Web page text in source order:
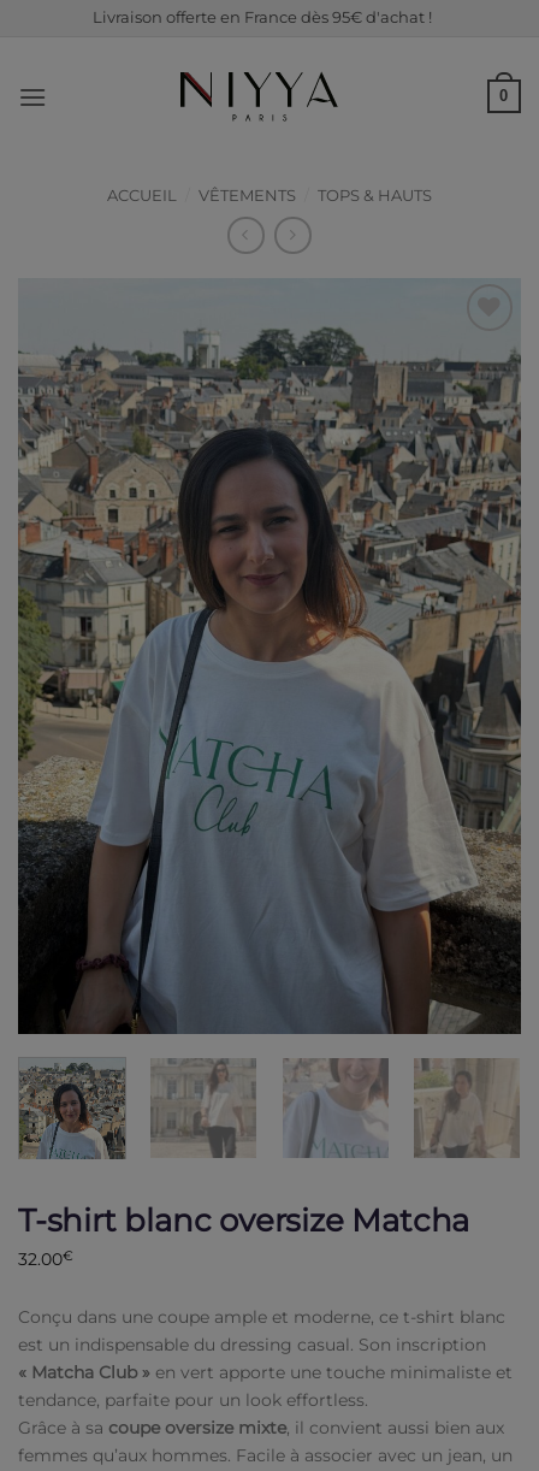
Livraison offerte en France dès 95€ d'achat !
0
ACCUEIL VÊTEMENTS TOPS & HAUTS
à ma
liste de
souhaits
T-shirt blanc oversize Matcha
32.00€
Conçu dans une coupe ample et moderne, ce t-shirt blanc
est un indispensable du dressing casual. Son inscription
« Matcha Club » en vert apporte une touche minimaliste et
tendance, parfaite pour un look effortless.
Grâce à sa coupe oversize mixte, il convient aussi bien aux
femmes qu’aux hommes. Facile à associer avec un jean, un